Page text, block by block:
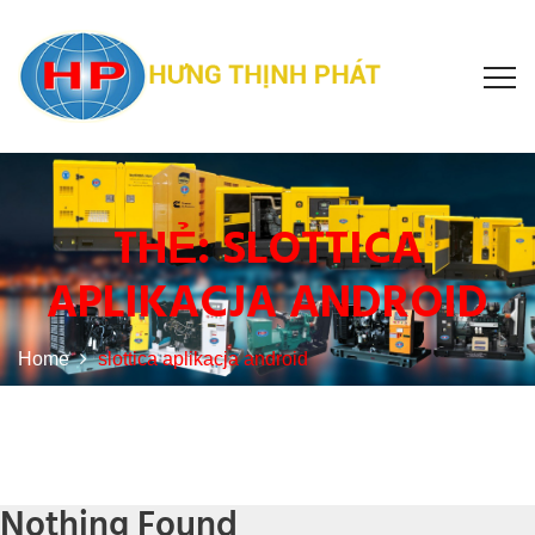
THẺ:SLOTTICA
APLIKACJA ANDROID
Home slottica aplikacja android